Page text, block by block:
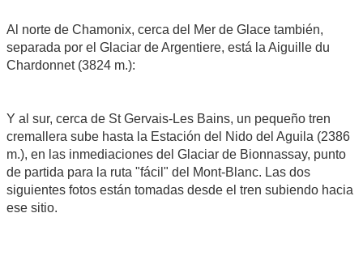
Al norte de Chamonix, cerca del Mer de Glace también,
separada por el Glaciar de Argentiere, está la Aiguille du
Chardonnet (3824 m.):
Y al sur, cerca de St Gervais-Les Bains, un pequeño tren
cremallera sube hasta la Estación del Nido del Aguila (2386
m.), en las inmediaciones del Glaciar de Bionnassay, punto
de partida para la ruta "fácil" del Mont-Blanc. Las dos
siguientes fotos están tomadas desde el tren subiendo hacia
ese sitio.